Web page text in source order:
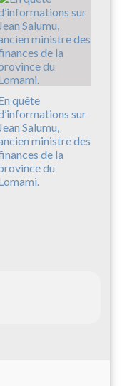
quête
sur
Jean Salumu,
ministre des
de la
du